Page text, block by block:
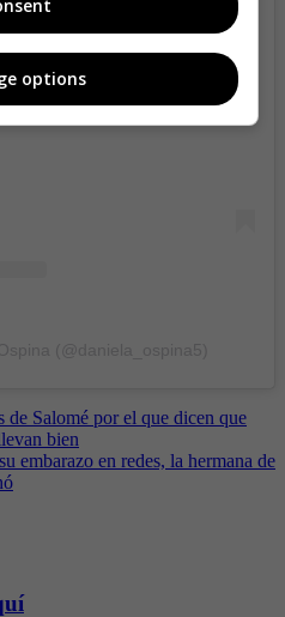
on Instagram
de Salomé por el que dicen que
bien
embarazo en redes, la hermana de
options